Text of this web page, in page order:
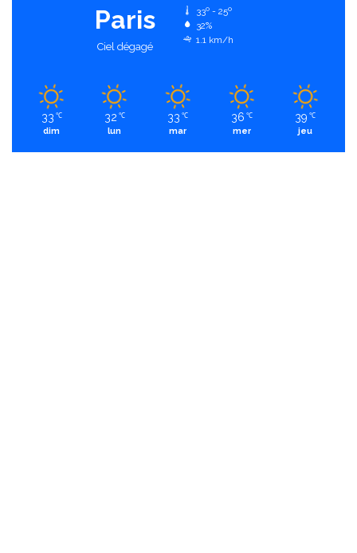
Paris
Ciel dégagé
33º - 25º
32%
1.1 km/h
33 ℃
dim
32 ℃
lun
33 ℃
mar
36 ℃
mer
39 ℃
jeu